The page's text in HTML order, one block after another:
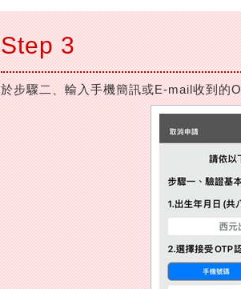
Step 3
於步驟二、輸入手機簡訊或E-mail收到的